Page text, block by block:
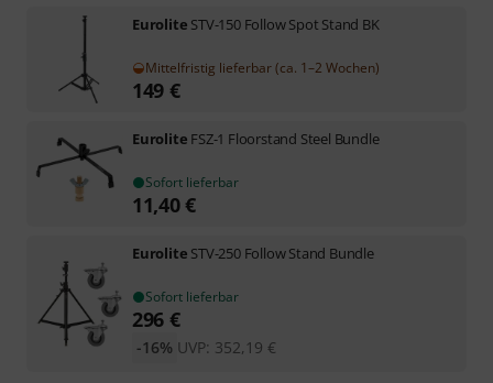
Eurolite STV-150 Follow Spot Stand BK
Mittelfristig lieferbar (ca. 1–2 Wochen)
149 €
Eurolite FSZ-1 Floorstand Steel Bundle
Sofort lieferbar
11,40€
Eurolite STV-250 Follow Stand Bundle
Sofort lieferbar
296 €
UVP: 352,19 €
-16%